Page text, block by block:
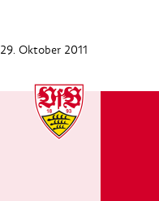
29. Oktober 2011